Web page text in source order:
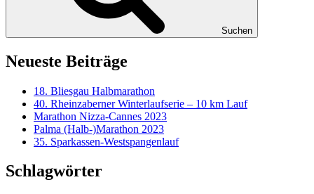
Suchen
Neueste Beiträge
18. Bliesgau Halbmarathon
40. Rheinzaberner Winterlaufserie – 10 km Lauf
Marathon Nizza-Cannes 2023
Palma (Halb-)Marathon 2023
35. Sparkassen-Westspangenlauf
Schlagwörter